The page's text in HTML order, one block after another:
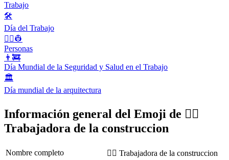
Trabajo
🛠
Día del Trabajo
👨‍✈️👷
Personas
👨‍🚒
Día Mundial de la Seguridad y Salud en el Trabajo
🏛
Día mundial de la arquitectura
Información general del Emoji de 👷‍♀️
Trabajadora de la construccion
Nombre completo
👷‍♀️ Trabajadora de la construccion